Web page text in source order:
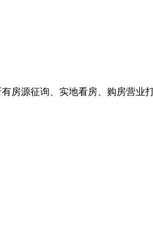
房源征询、实地看房、购房营业